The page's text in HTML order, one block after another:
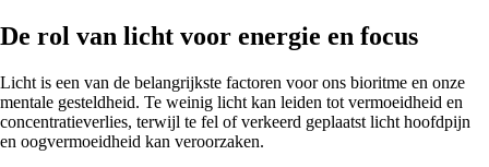
De rol van licht voor energie en focus
Licht is een van de belangrijkste factoren voor ons bioritme en onze
mentale gesteldheid. Te weinig licht kan leiden tot vermoeidheid en
concentratieverlies, terwijl te fel of verkeerd geplaatst licht hoofdpijn
en oogvermoeidheid kan veroorzaken.